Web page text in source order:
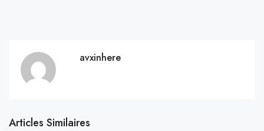
avxinhere
Articles Similaires